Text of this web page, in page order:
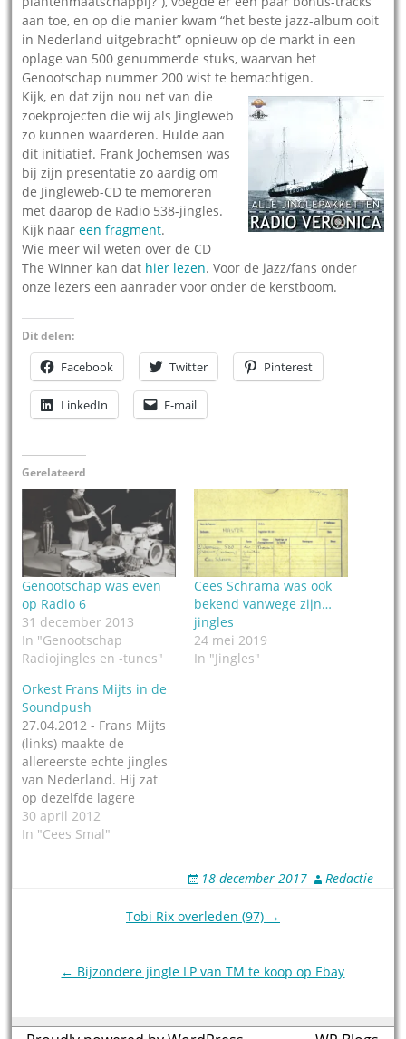
aan toe, en op die manier kwam “het beste jazz-album ooit
in Nederland uitgebracht” opnieuw op de markt in een
oplage van 500 genummerde stuks, waarvan het
Genootschap nummer 200 wist te bemachtigen.
Kijk, en dat zijn nou net van die
zoekprojecten die wij als Jingleweb
zo kunnen waarderen. Hulde aan
dit initiatief. Frank Jochemsen was
bij zijn presentatie zo aardig om
de Jingleweb-CD te memoreren
met daarop de Radio 538-jingles.
Kijk naareen fragment.
Wie meer wil weten over de CD
The Winner kan dat hier lezen. Voor de jazz/fans onder
onze lezers een aanrader voor onder de kerstboom.
Dit delen:
Facebook Twitter Pinterest
LinkedIn E-mail
Gerelateerd
Genootschap was even
op Radio 6
31 december 2013
In "Genootschap
Radiojingles en -tunes"
Cees Schrama was ook
bekend vanwege zijn…
jingles
24 mei 2019
In "Jingles"
Orkest Frans Mijts in de
Soundpush
27.04.2012 - Frans Mijts
(links) maakte de
allereerste echte jingles
van Nederland. Hij zat
op dezelfde lagere
school als Willem van
Kooten, die het bij
bezoek aan New York
verzoek: maak…
30 april 2012
In "Cees Smal"
18 december 2017 Redactie
Tobi Rix overleden (97) →
← Bijzondere jingle LP van TM te koop op Ebay